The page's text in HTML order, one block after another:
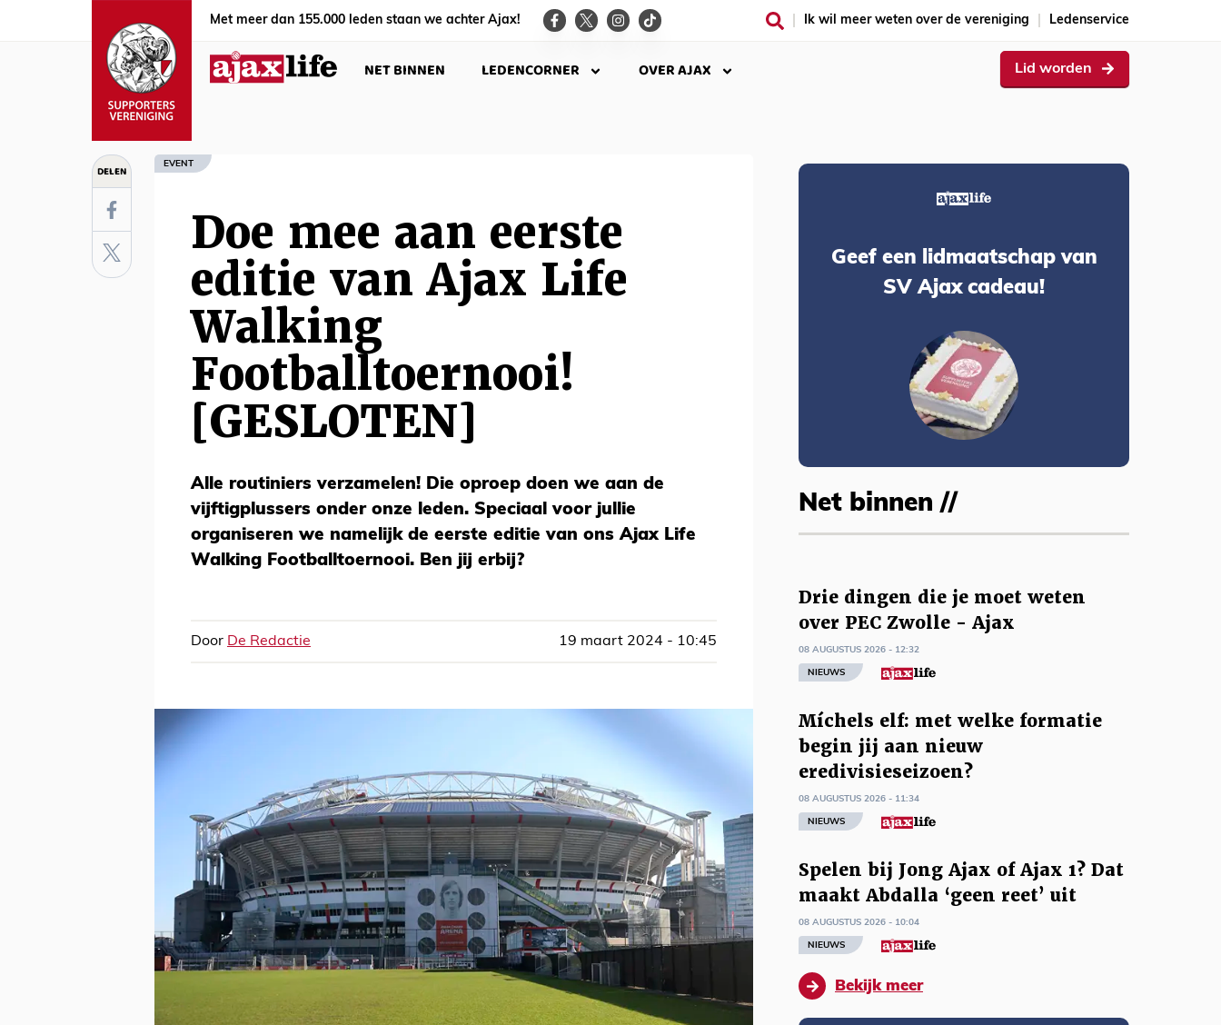
Met meer dan 155.000 leden staan we achter Ajax! Ik wil meer weten over de vereniging Ledenservice
NET BINNEN LEDENCORNER OVER AJAX Lid worden
DELEN EVENT
Doe mee aan eerste
editie van Ajax Life
Walking
Footballtoernooi!
[GESLOTEN]
Alle routiniers verzamelen! Die oproep doen we aan de
vijftigplussers onder onze leden. Speciaal voor jullie
organiseren we namelijk de eerste editie van ons Ajax Life
Walking Footballtoernooi. Ben jij erbij?
Door De Redactie 19 maart 2024 - 10:45
Geef een lidmaatschap van
SV Ajax cadeau!
Net binnen //
Drie dingen die je moet weten
over PEC Zwolle - Ajax
08 AUGUSTUS 2026 - 12:32
NIEUWS
Míchels elf: met welke formatie
begin jij aan nieuw
eredivisieseizoen?
08 AUGUSTUS 2026 - 11:34
NIEUWS
Spelen bij Jong Ajax of Ajax 1? Dat
maakt Abdalla ‘geen reet’ uit
08 AUGUSTUS 2026 - 10:04
NIEUWS
Bekijk meer